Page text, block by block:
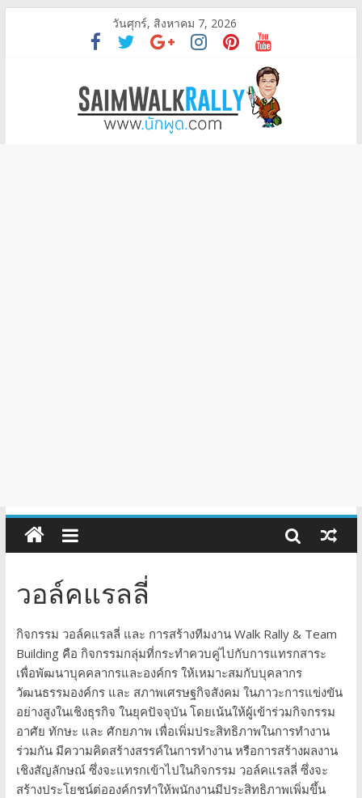
วันศุกร์, สิงหาคม 7, 2026
วอล์คแรลลี่
กิจกรรม วอล์คแรลลี่ และ การสร้างทีมงาน Walk Rally & Team
Building คือ กิจกรรมกลุ่มที่กระทำควบคู่ไปกับการแทรกสาระ
เพื่อพัฒนาบุคคลากรและองค์กร ให้เหมาะสมกับบุคลากร
วัฒนธรรมองค์กร และ สภาพเศรษฐกิจสังคม ในภาวะการแข่งขัน
อย่างสูงในเชิงธุรกิจ ในยุคปัจจุบัน โดยเน้นให้ผู้เข้าร่วมกิจกรรม
อาศัย ทักษะ และ ศักยภาพ เพื่อเพิ่มประสิทธิภาพในการทำงาน
ร่วมกัน มีความคิดสร้างสรรค์ในการทำงาน หรือการสร้างผลงาน
เชิงสัญลักษณ์ ซึ่งจะแทรกเข้าไปในกิจกรรม วอล์คแรลลี่ ซึ่งจะ
สร้างประโยชน์ต่อองค์กรทำให้พนักงานมีประสิทธิภาพเพิ่มขึ้น